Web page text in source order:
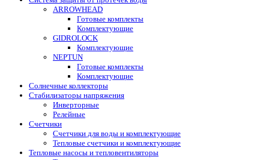
ARROWHEAD
Готовые комплекты
Комплектующие
GIDROLOCK
Комплектующие
NEPTUN
Готовые комплекты
Комплектующие
Солнечные коллекторы
Стабилизаторы напряжения
Инверторные
Релейные
Счетчики
Счетчики для воды и комплектующие
Тепловые счетчики и комплектующие
Тепловые насосы и тепловентиляторы